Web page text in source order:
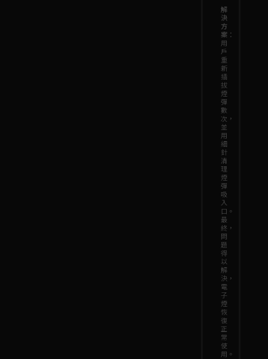
解
決
方
案：
用
戶
重
新
插
拔
煙
彈
數
次，
並
用
細
針
清
理
煙
彈
吸
入
口。
最
終，
問
題
得
以
解
決，
電
子
煙
恢
復
正
常
使
用。